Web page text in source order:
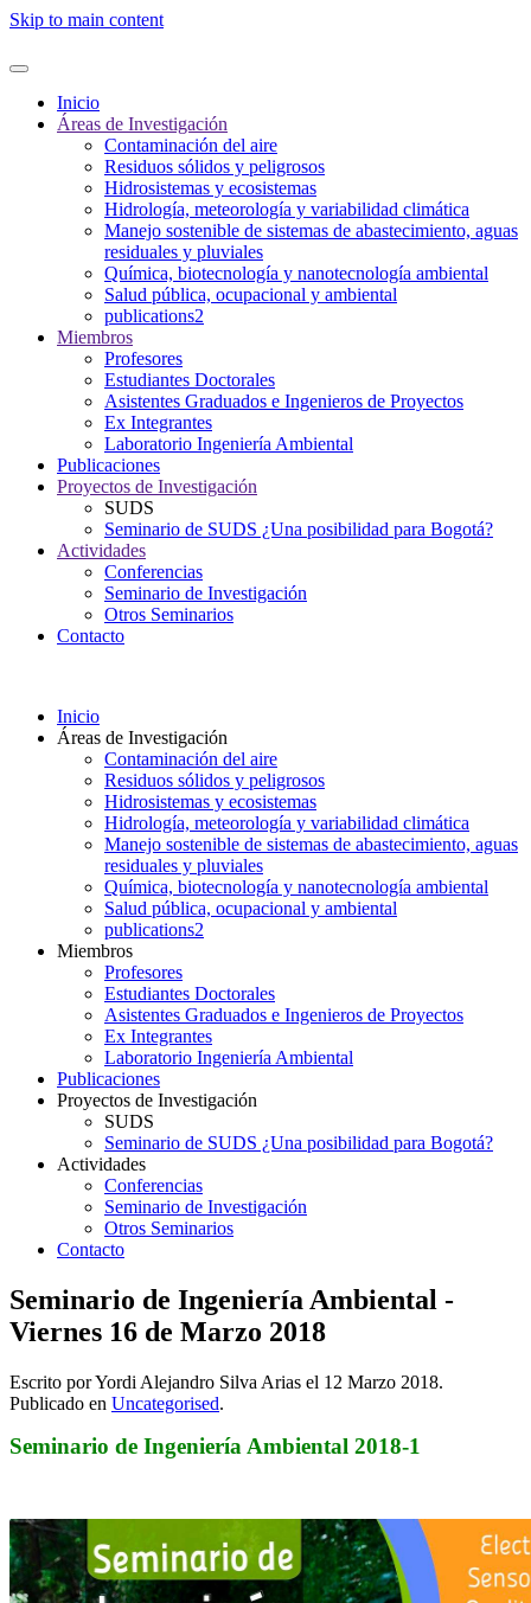
Skip to main content
Inicio
Áreas de Investigación
Contaminación del aire
Residuos sólidos y peligrosos
Hidrosistemas y ecosistemas
Hidrología, meteorología y variabilidad climática
Manejo sostenible de sistemas de abastecimiento, aguas
residuales y pluviales
Química, biotecnología y nanotecnología ambiental
Salud pública, ocupacional y ambiental
publications2
Miembros
Profesores
Estudiantes Doctorales
Asistentes Graduados e Ingenieros de Proyectos
Ex Integrantes
Laboratorio Ingeniería Ambiental
Publicaciones
Proyectos de Investigación
SUDS
Seminario de SUDS ¿Una posibilidad para Bogotá?
Actividades
Conferencias
Seminario de Investigación
Otros Seminarios
Contacto
Inicio
Áreas de Investigación
Contaminación del aire
Residuos sólidos y peligrosos
Hidrosistemas y ecosistemas
Hidrología, meteorología y variabilidad climática
Manejo sostenible de sistemas de abastecimiento, aguas
residuales y pluviales
Química, biotecnología y nanotecnología ambiental
Salud pública, ocupacional y ambiental
publications2
Miembros
Profesores
Estudiantes Doctorales
Asistentes Graduados e Ingenieros de Proyectos
Ex Integrantes
Laboratorio Ingeniería Ambiental
Publicaciones
Proyectos de Investigación
SUDS
Seminario de SUDS ¿Una posibilidad para Bogotá?
Actividades
Conferencias
Seminario de Investigación
Otros Seminarios
Contacto
Seminario de Ingeniería Ambiental -
Viernes 16 de Marzo 2018
Escrito por Yordi Alejandro Silva Arias el 12 Marzo 2018.
Publicado en Uncategorised.
Seminario de Ingeniería Ambiental 2018-1